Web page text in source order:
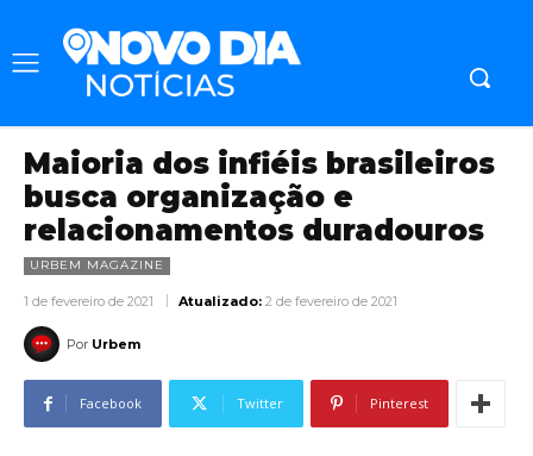
Maioria dos infiéis brasileiros
busca organização e
relacionamentos duradouros
URBEM MAGAZINE
1 de fevereiro de 2021 Atualizado: 2 de fevereiro de 2021
Por Urbem
Facebook Twitter Pinterest